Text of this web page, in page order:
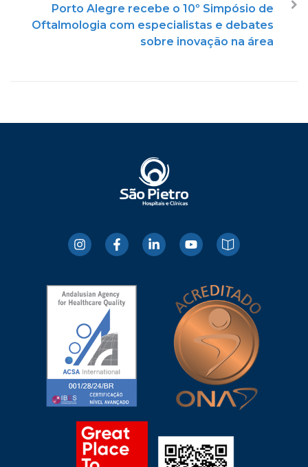
Porto Alegre recebe o 10º Simpósio de
Oftalmologia com especialistas e debates
sobre inovação na área